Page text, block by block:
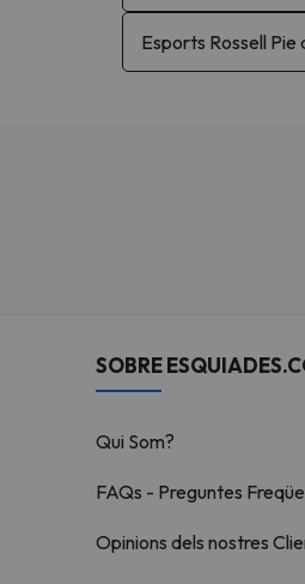
Esports Rossell Pie
SOBRE
Qui Som?
FAQs - Preguntes
Opinions dels nostres